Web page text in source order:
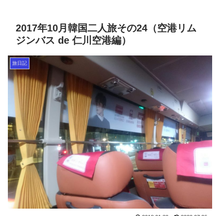
2017年10月韓国二人旅その24（空港リム
ジンバス de 仁川空港編）
旅日記